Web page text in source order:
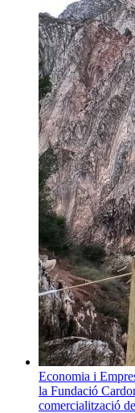
Economia i
la Fundació
comercialització